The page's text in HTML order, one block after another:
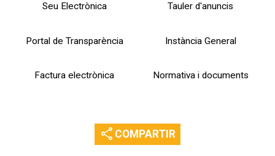
Seu Electrònica Tauler d'anuncis
Portal de Transparència Instància General
Factura electrònica Normativa i documents
share COMPARTIR